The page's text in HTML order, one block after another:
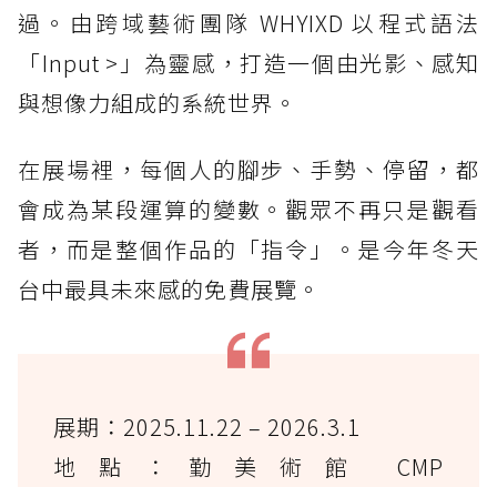
過。由跨域藝術團隊 WHYIXD 以程式語法
「Input >」為靈感，打造一個由光影、感知
與想像力組成的系統世界。
在展場裡，每個人的腳步、手勢、停留，都
會成為某段運算的變數。觀眾不再只是觀看
者，而是整個作品的「指令」。是今年冬天
台中最具未來感的免費展覽。
展期：2025.11.22 – 2026.3.1
地點：勤美術館 CMP